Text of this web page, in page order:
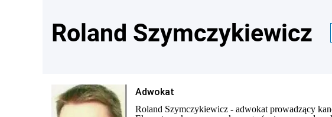
Roland Szymczykiewicz
Adwokat
Roland Szymczykiewicz - adwokat prowadzący